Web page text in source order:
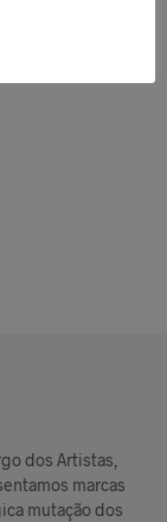
dos Artistas,
marcas
mutação dos